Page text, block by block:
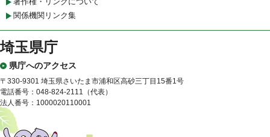
関係機関リンク集
埼玉県庁
県庁へのアクセス
〒330-9301 埼玉県さいたま市浦和区高砂三丁目15番1号
電話番号：048-824-2111（代表）
法人番号：1000020110001